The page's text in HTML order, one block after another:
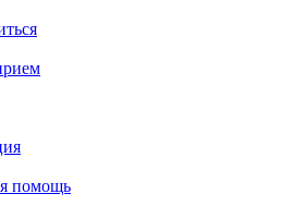
помощь